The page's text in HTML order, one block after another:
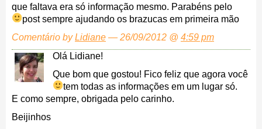
que faltava era só informação mesmo. Parabéns pelo
post sempre ajudando os brazucas em primeira mão
Comentário byLidiane — 26/09/2012 @ 4:59 pm
Olá Lidiane!
Que bom que gostou! Fico feliz que agora você
tem todas as informações em um lugar só.
E como sempre, obrigada pelo carinho.
Beijinhos